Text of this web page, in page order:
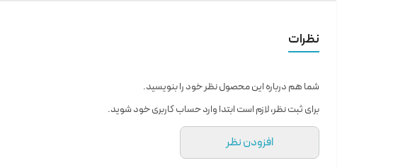
رایحه ابتدایی :
رایحه میانی:
نظرات
شما هم درباره این محصول نظر خود را بنویسید.
برای ثبت نظر، لازم است ابتدا وارد حساب کاربری خود شوید.
افزودن نظر